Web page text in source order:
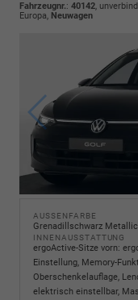
Fahrzeugnr.: 40142,
Europa, Neuwagen
AUSSENFARBE
Grenadillschwarz Metallic
INNENAUSSTATTUNG
ergoActive-Sitze vorn:
Einstellung, Memory-
Oberschenkelauflage,
elektrisch einstellbar,